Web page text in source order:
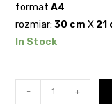
formatA4
rozmiar:30 cm X 21
In Stock
- +